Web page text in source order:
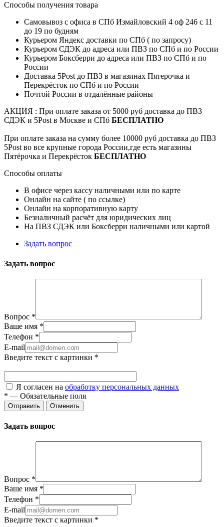
Способы получения товара
Самовывоз с офиса в СПб Измайловский 4 оф 246 с 11
до 19 по будням
Курьером Яндекс доставки по СПб ( по запросу)
Курьером СДЭК до адреса или ПВЗ по СПб и по России
Курьером Боксберри до адреса или ПВЗ по СПб и по
России
Доставка 5Post до ПВЗ в магазинах Пятерочка и
Перекрёсток по СПб и по России
Почтой России в отдалённые районы
АКЦИЯ : При оплате заказа от 5000 руб доставка до ПВЗ
СДЭК и 5Post в Москве и СПб БЕСПЛАТНО
При оплате заказа на сумму более 10000 руб доставка до ПВЗ
5Post во все крупные города России,где есть магазины
Пятёрочка и Перекрёсток БЕСПЛАТНО
Способы оплаты
В офисе через кассу наличными или по карте
Онлайн на сайте ( по ссылке)
Онлайн на корпоративную карту
Безналичный расчёт для юридических лиц
На ПВЗ СДЭК или Боксберри наличными или картой
Задать вопрос
Задать вопрос
Вопрос *
Ваше имя *
Телефон *
E-mail
Введите текст с картинки *
Я согласен на обработку персональных данных
* — Обязательные поля
Отправить Отменить
Задать вопрос
Вопрос *
Ваше имя *
Телефон *
E-mail
Введите текст с картинки *